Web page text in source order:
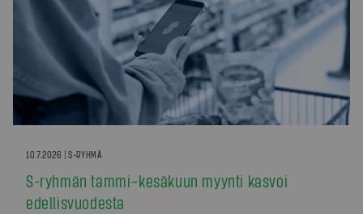
10.7.2026 | S-RYHMÄ
S-ryhmän tammi–kesäkuun myynti kasvoi
edellisvuodesta